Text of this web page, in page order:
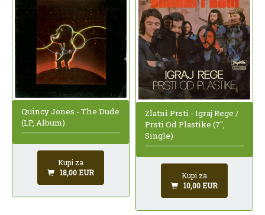
Quincy Jones - The Dude
(LP, Album)
Kupi za
18,00 EUR
Zlatni Prsti - Igraj Rege /
Prsti Od Plastike (7",
Single)
Kupi za
10,00 EUR